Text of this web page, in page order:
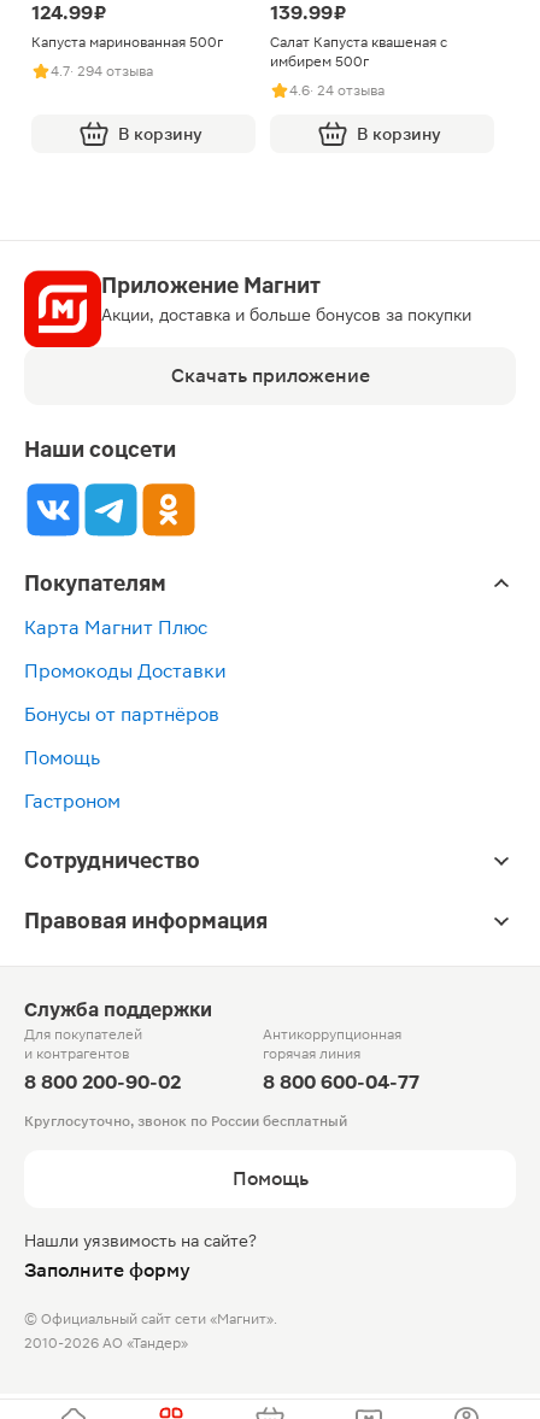
124.99 ₽
Капуста маринованная 500г
4.7· 294 отзыва
В корзину
139.99 ₽
Салат Капуста квашеная с
имбирем 500г
4.6· 24 отзыва
В корзину
Приложение Магнит
Акции, доставка и больше бонусов за покупки
Скачать приложение
Наши соцсети
Покупателям
Карта Магнит Плюс
Промокоды Доставки
Бонусы от партнёров
Помощь
Гастроном
Сотрудничество
Правовая информация
Служба поддержки
Для покупателей
и контрагентов
8 800 200-90-02
Антикоррупционная
горячая линия
8 800 600-04-77
Круглосуточно, звонок по России бесплатный
Помощь
Нашли уязвимость на сайте?
Заполните форму
© Официальный сайт сети «Магнит».
2010-2026 АО «Тандер»